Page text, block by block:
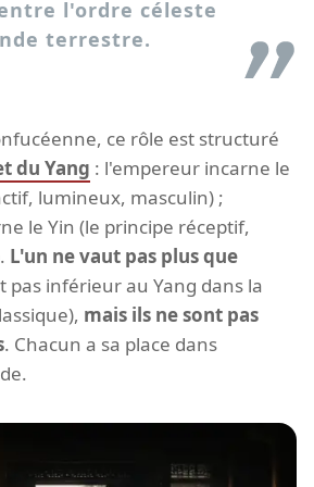
l'ordre céleste
terrestre.
ce rôle est structuré
du Yang : l'empereur incarne le
lumineux, masculin) ;
le Yin (le principe réceptif,
L'un ne vaut pas plus que
pas inférieur au Yang dans la
mais ils ne sont pas
. Chacun a sa place dans